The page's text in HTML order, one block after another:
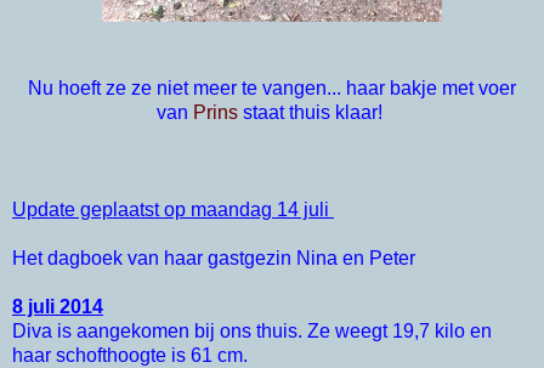
Nu hoeft ze ze niet meer te vangen... haar bakje met voer
van Prins staat thuis klaar!
Update geplaatst op maandag 14 juli
Het dagboek van haar gastgezin Nina en Peter
8 juli 2014
Diva is aangekomen bij ons thuis. Ze weegt 19,7 kilo en
haar schofthoogte is 61 cm.